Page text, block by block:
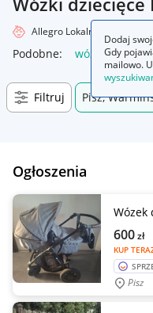
Allegro Lokalnie
Podobne: wózki wózki
Filtruj Pisz,
Ogłoszenia
Wózek
KUP
600zł
Pisz
Dodaj
Gdy
mailowo.